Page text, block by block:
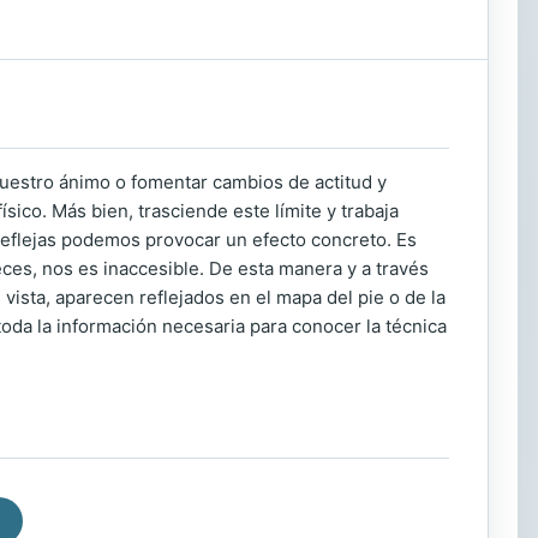
ánimo o fomentar cambios de actitud y
Más bien, trasciende este límite y trabaja
podemos provocar un efecto concreto. Es
nos es inaccesible. De esta manera y a través
aparecen reflejados en el mapa del pie o de la
la información necesaria para conocer la técnica